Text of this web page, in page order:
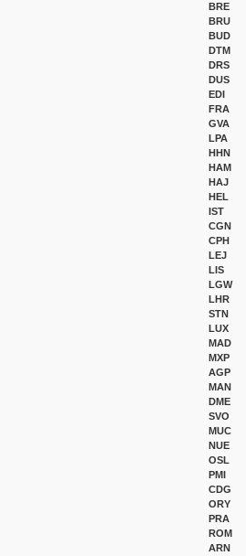
BRE
BRU
BUD
DTM
DRS
DUS
EDI
FRA
GVA
LPA
HHN
HAM
HAJ
HEL
IST
CGN
CPH
LEJ
LIS
LGW
LHR
STN
LUX
MAD
MXP
AGP
MAN
DME
SVO
MUC
NUE
OSL
PMI
CDG
ORY
PRA
ROM
ARN